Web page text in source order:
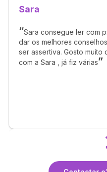
Sara
Sara consegue ler com
dar os melhores
ser assertiva. Gosto muito
com a Sara , já fiz várias